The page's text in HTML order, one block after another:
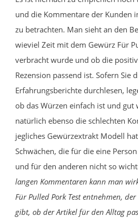
und die Kommentare der Kunden
zu betrachten. Man sieht an den
wieviel Zeit mit dem Gewürz Für
verbracht wurde und ob die
Rezension passend ist. Sofern Sie
Erfahrungsberichte durchlesen,
ob das Würzen einfach ist und gut
natürlich ebenso die schlechten
jegliches Gewürzextrakt Modell
Schwächen, die für die eine
und für den anderen nicht so
langen Kommentaren kann man
Für Pulled Pork Test entnehmen,
gibt, ob der Artikel für den Alltag